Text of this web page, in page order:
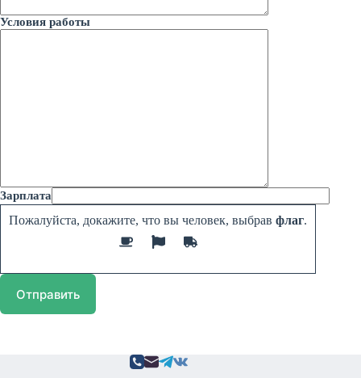
Условия работы
Зарплата
Пожалуйста, докажите, что вы человек, выбрав флаг.